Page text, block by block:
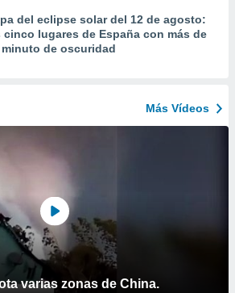
del eclipse solar del 12 de agosto:
cinco lugares de España con más de
de oscuridad
Más Vídeos
varias zonas de China.